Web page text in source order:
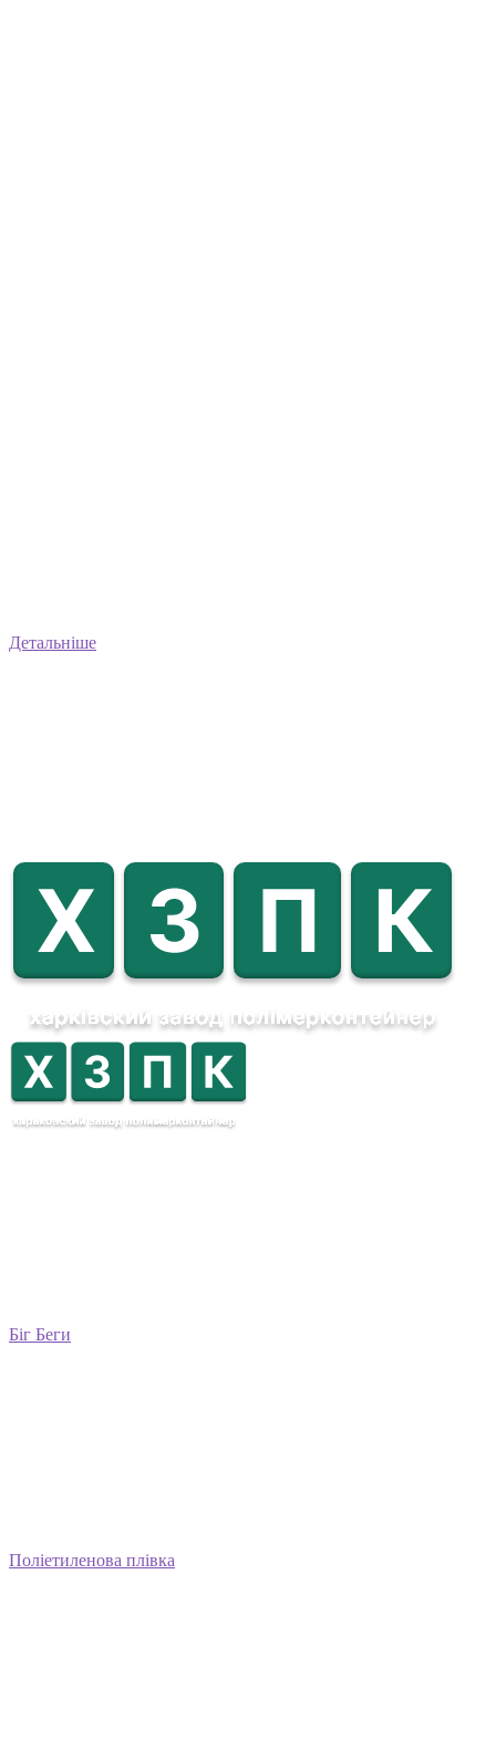
Детальніше
Біг Беги
Поліетиленова плівка